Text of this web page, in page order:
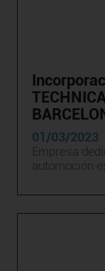
01/03/2023
Empresa
automoción